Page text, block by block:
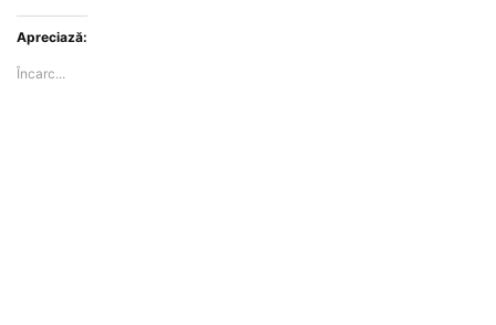
Apreciază:
Încarc...